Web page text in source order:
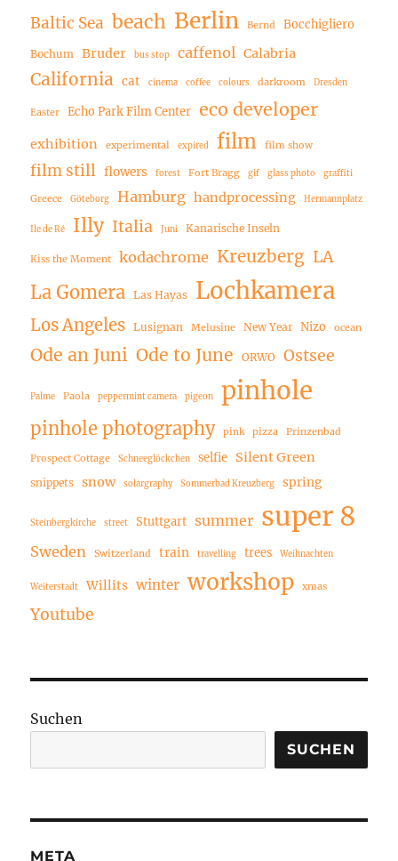
Baltic Sea beach Berlin Bernd Bocchigliero
Bochum Bruder bus stop caffenol Calabria
California cat cinema coffee colours darkroom Dresden
Easter Echo Park Film Center eco developer
exhibition experimental expired film film show
film still flowers forest Fort Bragg gif glass photo graffiti
Greece Göteborg Hamburg handprocessing Hermannplatz
Ile de Ré Illy Italia Juni Kanarische Inseln
Kiss the Moment kodachrome Kreuzberg LA
La Gomera Las Hayas Lochkamera
Los Angeles Lusignan Melusine New Year Nizo ocean
Ode an Juni Ode to June ORWO Ostsee
Palme Paola peppermint camera pigeon pinhole
pinhole photography pink pizza Prinzenbad
Prospect Cottage Schneeglöckchen selfie Silent Green
snippets snow solargraphy Sommerbad Kreuzberg spring
Steinbergkirche street Stuttgart summer super 8
Sweden Switzerland train travelling trees Weihnachten
Weiterstadt Willits winter workshop xmas
Youtube
Suchen
SUCHEN
META